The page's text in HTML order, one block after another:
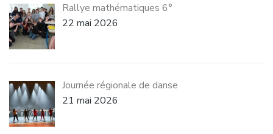
Rallye mathématiques 6°
22 mai 2026
Journée régionale de danse
21 mai 2026